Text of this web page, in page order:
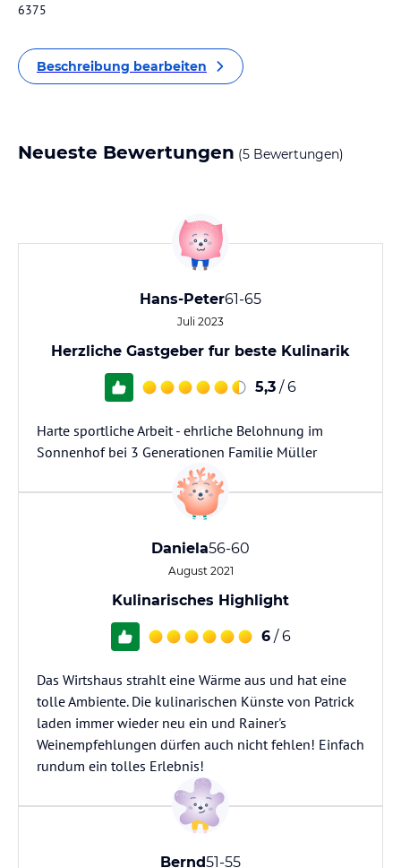
6375
Beschreibung bearbeiten
Neueste Bewertungen (5 Bewertungen)
Hans-Peter61-65
Juli 2023
Herzliche Gastgeber fur beste Kulinarik
5,3 / 6
Harte sportliche Arbeit - ehrliche Belohnung im
Sonnenhof bei 3 Generationen Familie Müller
Daniela56-60
August 2021
Kulinarisches Highlight
6 / 6
Das Wirtshaus strahlt eine Wärme aus und hat eine
tolle Ambiente. Die kulinarischen Künste von Patrick
laden immer wieder neu ein und Rainer's
Weinempfehlungen dürfen auch nicht fehlen! Einfach
rundum ein tolles Erlebnis!
Bernd51-55